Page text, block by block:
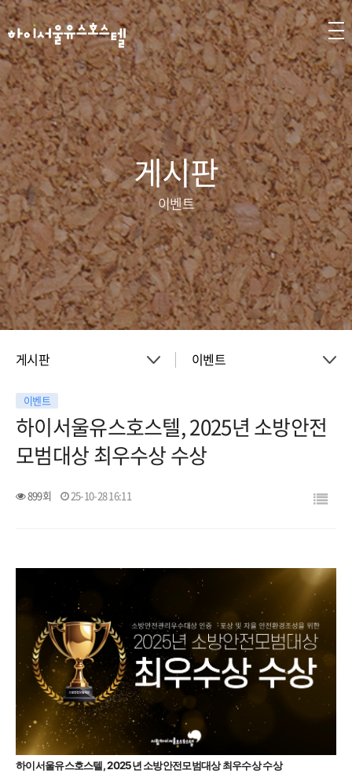
게시판
이벤트
게시판
About
객실
청소년 프로그램
서울여행
게시판
예약
이벤트
이벤트
아트월갤러리
서울가이드신청
FAQ
이벤트
하이서울유스호스텔, 2025년 소방안전
모범대상 최우수상 수상
899회 25-10-28 16:11
하이서울유스호스텔, 2025년 소방안전모범대상 최우수상 수상